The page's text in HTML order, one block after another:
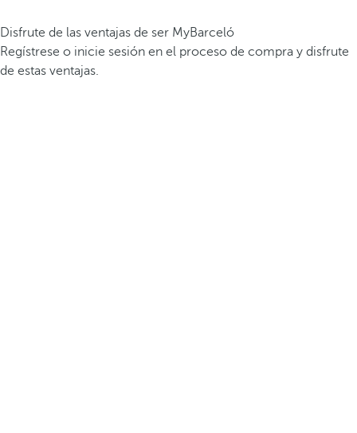
Disfrute de las ventajas de ser MyBarceló
Regístrese o inicie sesión en el proceso de compra y disfrute
de estas ventajas.